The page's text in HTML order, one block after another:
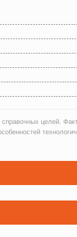
целей.